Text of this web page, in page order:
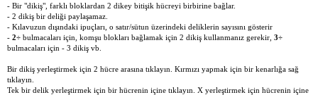
- Bir "dikiş", farklı bloklardan 2 dikey bitişik hücreyi birbirine bağlar.
- 2 dikiş bir deliği paylaşamaz.
- Kılavuzun dışındaki ipuçları, o satır/sütun üzerindeki deliklerin sayısını gösterir
- 2÷ bulmacaları için, komşu blokları bağlamak için 2 dikiş kullanmanız gerekir, 3÷
bulmacaları için - 3 dikiş vb.
Bir dikiş yerleştirmek için 2 hücre arasına tıklayın. Kırmızı yapmak için bir kenarlığa sağ
tıklayın.
Tek bir delik yerleştirmek için bir hücrenin içine tıklayın. X yerleştirmek için hücrenin içine